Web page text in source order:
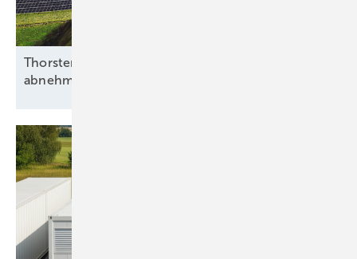
Thorsten Blanke von Belectric: „Solarstrom sicher
abnehmen und kostendeckend